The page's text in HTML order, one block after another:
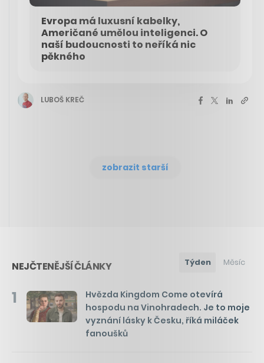
Evropa má luxusní kabelky,
Američané umělou inteligenci. O
naší budoucnosti to neříká nic
pěkného
LUBOŠ KREČ
zobrazit starší
NEJČTENĚJŠÍ ČLÁNKY Týden Měsíc
1
Hvězda Kingdom Come otevírá
hospodu na Vinohradech. Je to moje
vyznání lásky k Česku, říká miláček
fanoušků